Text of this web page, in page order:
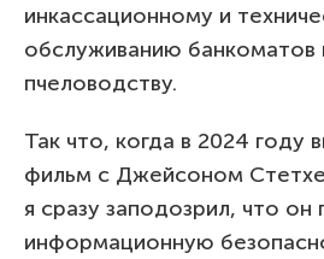
инкассационному и
обслуживанию
пчеловодству.
Так что, когда в 2024 году
фильм с Джейсоном
я сразу заподозрил, что он
информационную